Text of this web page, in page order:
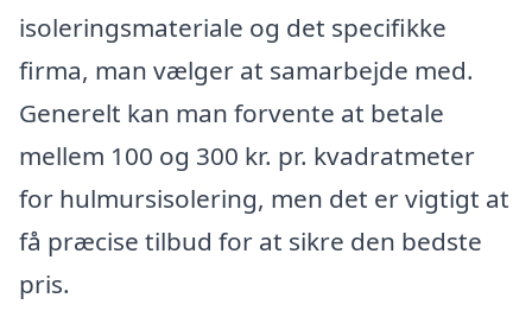
isoleringsmateriale og det specifikke
firma, man vælger at samarbejde med.
Generelt kan man forvente at betale
mellem 100 og 300 kr. pr. kvadratmeter
for hulmursisolering, men det er vigtigt at
få præcise tilbud for at sikre den bedste
pris.